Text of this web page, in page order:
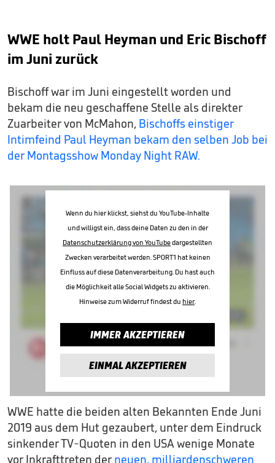
WWE holt Paul Heyman und Eric Bischoff
im Juni zurück
Bischoff war im Juni eingestellt worden und
bekam die neu geschaffene Stelle als direkter
Zuarbeiter von McMahon, Bischoffs einstiger
Intimfeind Paul Heyman bekam den selben Job bei
der Montagsshow Monday Night RAW.
Wenn du hier klickst, siehst du YouTube-Inhalte
und willigst ein, dass deine Daten zu den in der
Datenschutzerklärung von YouTubedargestellten
Zwecken verarbeitet werden. SPORT1 hat keinen
Einfluss auf diese Datenverarbeitung. Du hast auch
die Möglichkeit alle Social Widgets zu aktivieren.
Hinweise zum Widerruf findest du hier.
IMMER AKZEPTIEREN
EINMAL AKZEPTIEREN
WWE hatte die beiden alten Bekannten Ende Juni
2019 aus dem Hut gezaubert, unter dem Eindruck
sinkender TV-Quoten in den USA wenige Monate
vor Inkrafttreten der neuen, milliardenschweren